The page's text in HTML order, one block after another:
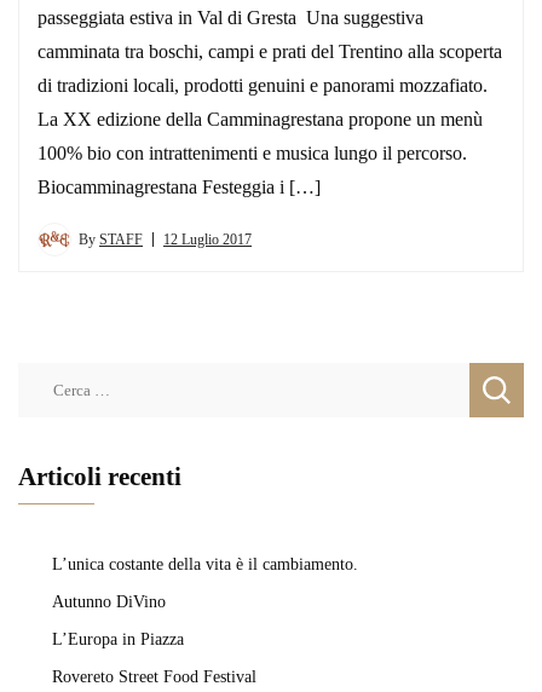
passeggiata estiva in Val di Gresta Una suggestiva
camminata tra boschi, campi e prati del Trentino alla scoperta
di tradizioni locali, prodotti genuini e panorami mozzafiato.
La XX edizione della Camminagrestana propone un menù
100% bio con intrattenimenti e musica lungo il percorso.
Biocamminagrestana Festeggia i […]
By STAFF 12 Luglio 2017
Articoli recenti
L’unica costante della vita è il cambiamento.
Autunno DiVino
L’Europa in Piazza
Rovereto Street Food Festival